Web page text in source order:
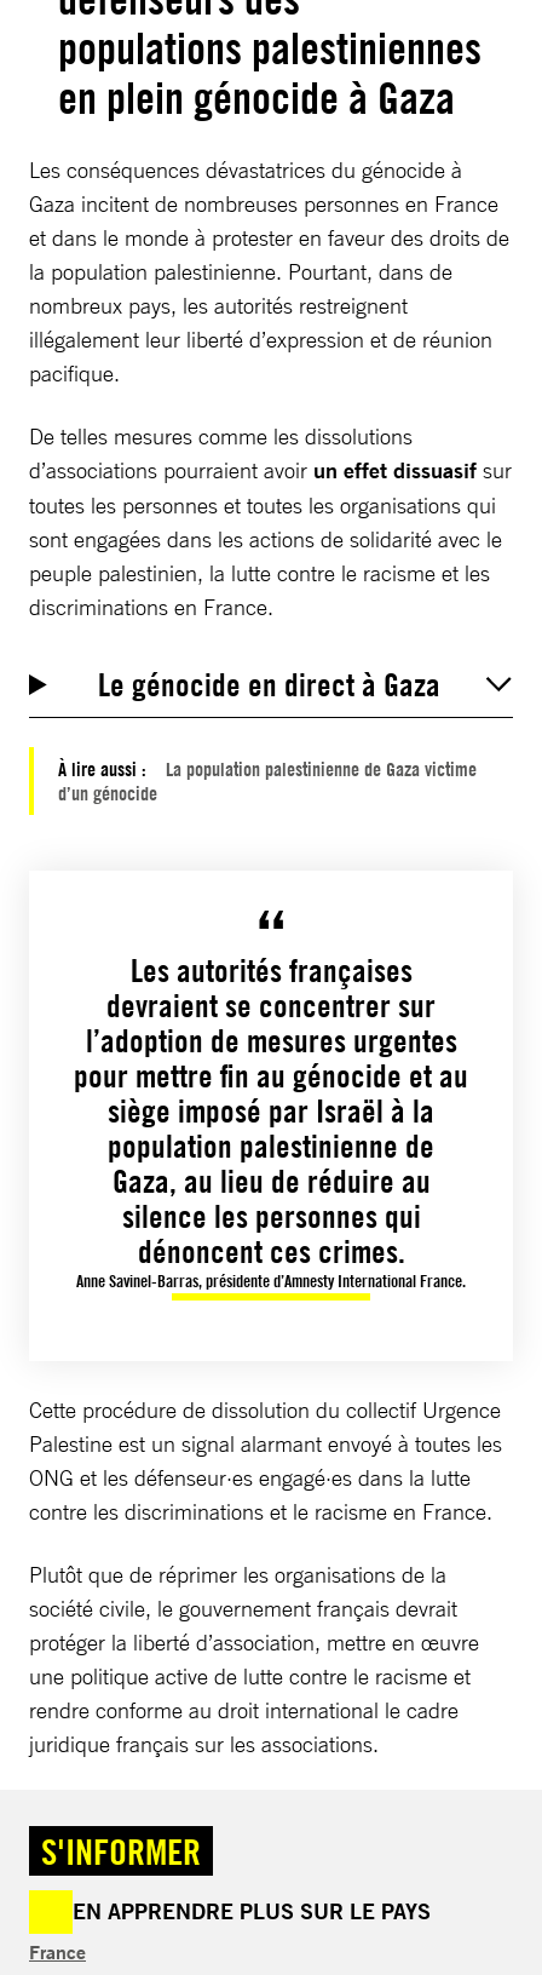
populations palestiniennes
en plein génocide à Gaza
Les conséquences dévastatrices du génocide à
Gaza incitent de nombreuses personnes en France
et dans le monde à protester en faveur des droits de
la population palestinienne. Pourtant, dans de
nombreux pays, les autorités restreignent
illégalement leur liberté d’expression et de réunion
pacifique.
De telles mesures comme les dissolutions
d’associations pourraient avoir un effet dissuasif sur
toutes les personnes et toutes les organisations qui
sont engagées dans les actions de solidarité avec le
peuple palestinien, la lutte contre le racisme et les
discriminations en France.
Le génocide en direct à Gaza
À lire aussi :
La population palestinienne de Gaza victime
d’un génocide
Les autorités françaises
devraient se concentrer sur
l’adoption de mesures urgentes
pour mettre fin au génocide et au
siège imposé par Israël à la
population palestinienne de
Gaza, au lieu de réduire au
silence les personnes qui
dénoncent ces crimes.
Anne Savinel-Barras, présidente d’Amnesty International France.
Cette procédure de dissolution du collectif Urgence
Palestine est un signal alarmant envoyé à toutes les
ONG et les défenseur·es engagé·es dans la lutte
contre les discriminations et le racisme en France.
Plutôt que de réprimer les organisations de la
société civile, le gouvernement français devrait
protéger la liberté d’association, mettre en œuvre
une politique active de lutte contre le racisme et
rendre conforme au droit international le cadre
juridique français sur les associations.
S'INFORMER
EN APPRENDRE PLUS SUR LE PAYS
France